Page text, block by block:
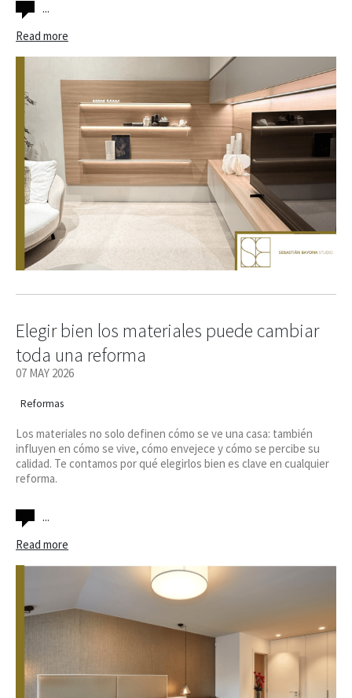
...
Read more
Elegir bien los materiales puede cambiar
toda una reforma
07 MAY 2026
Reformas
Los materiales no solo definen cómo se ve una casa: también
influyen en cómo se vive, cómo envejece y cómo se percibe su
calidad. Te contamos por qué elegirlos bien es clave en cualquier
reforma.
...
Read more